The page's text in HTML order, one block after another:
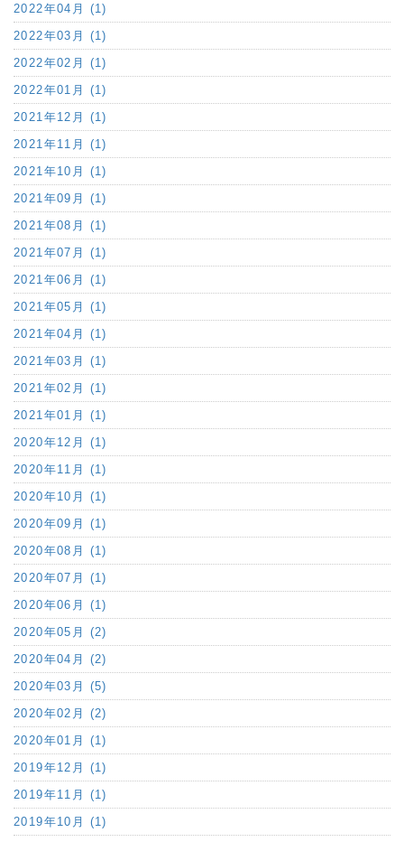
2022年04月 (1)
2022年03月 (1)
2022年02月 (1)
2022年01月 (1)
2021年12月 (1)
2021年11月 (1)
2021年10月 (1)
2021年09月 (1)
2021年08月 (1)
2021年07月 (1)
2021年06月 (1)
2021年05月 (1)
2021年04月 (1)
2021年03月 (1)
2021年02月 (1)
2021年01月 (1)
2020年12月 (1)
2020年11月 (1)
2020年10月 (1)
2020年09月 (1)
2020年08月 (1)
2020年07月 (1)
2020年06月 (1)
2020年05月 (2)
2020年04月 (2)
2020年03月 (5)
2020年02月 (2)
2020年01月 (1)
2019年12月 (1)
2019年11月 (1)
2019年10月 (1)